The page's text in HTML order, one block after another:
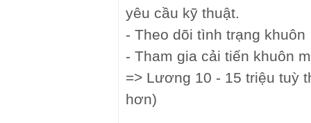
yêu cầu kỹ thuật.
- Theo dõi tình trạng khuôn
- Tham gia cải tiến khuôn
=> Lương 10 - 15 triệu tuỳ
hơn)